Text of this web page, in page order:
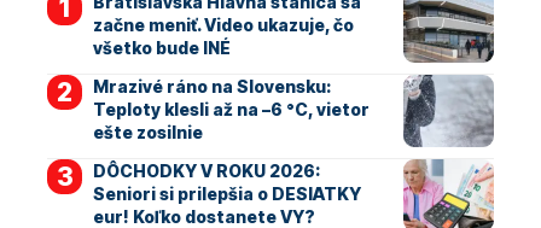
začne meniť. Video ukazuje, čo
všetko bude INÉ
Mrazivé ráno na Slovensku:
Teploty klesli až na –6 °C, vietor
ešte zosilnie
DÔCHODKY V ROKU 2026:
Seniori si prilepšia o DESIATKY
eur! Koľko dostanete VY?